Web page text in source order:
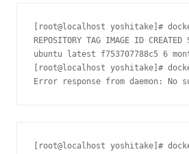
[root@localhost yoshitake]#
REPOSITORY TAG IMAGE ID CREATED
ubuntu latest f753707788c5 6
[root@localhost yoshitake]#
Error response from daemon: No
[root@localhost yoshitake]#